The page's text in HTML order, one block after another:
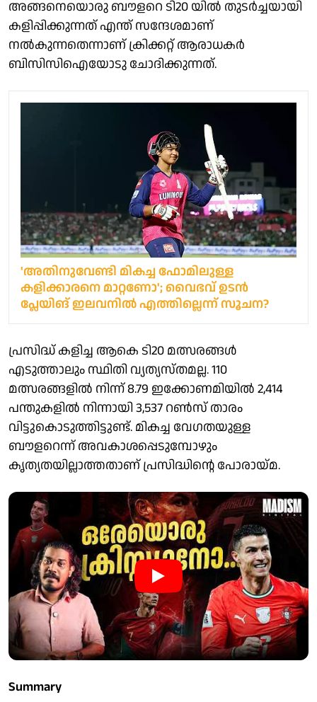
അങ്ങനെയൊരു ബൗളറെ ടി20 യിൽ തുടർച്ചയായി
കളിപ്പിക്കുന്നത് എന്ത് സന്ദേശമാണ്
നൽകുന്നതെന്നാണ് ക്രിക്കറ്റ് ആരാധകർ
ബിസിസിഐയോടു ചോദിക്കുന്നത്.
'അതിനുവേണ്ടി മികച്ച ഫോമിലുള്ള
കളിക്കാരനെ മാറ്റണോ'; വൈഭവ് ഉടൻ
പ്ലേയിങ് ഇലവനിൽ എത്തില്ലെന്ന് സൂചന?
പ്രസിദ്ധ് കളിച്ച ആകെ ടി20 മത്സരങ്ങൾ
എടുത്താലും സ്ഥിതി വ്യത്യസ്തമല്ല. 110
മത്സരങ്ങളിൽ നിന്ന് 8.79 ഇക്കോണമിയിൽ 2,414
പന്തുകളിൽ നിന്നായി 3,537 റൺസ് താരം
വിട്ടുകൊടുത്തിട്ടുണ്ട്. മികച്ച വേഗതയുള്ള
ബൗളറെന്ന് അവകാശപ്പെടുമ്പോഴും
കൃത്യതയില്ലാത്തതാണ് പ്രസിദ്ധിന്റെ പോരായ്മ.
Summary